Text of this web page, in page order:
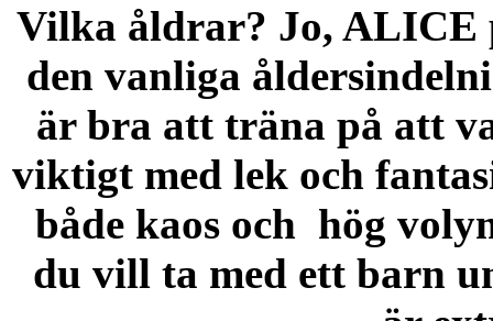
Vilka åldrar? Jo, ALICE
den vanliga
är bra att träna på att
viktigt med lek och
både kaos och hög
du vill ta med ett barn